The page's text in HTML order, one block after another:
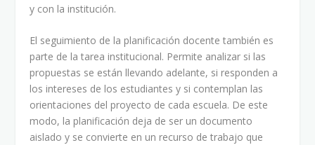
y con la institución.
El seguimiento de la planificación docente también es
parte de la tarea institucional. Permite analizar si las
propuestas se están llevando adelante, si responden a
los intereses de los estudiantes y si contemplan las
orientaciones del proyecto de cada escuela. De este
modo, la planificación deja de ser un documento
aislado y se convierte en un recurso de trabajo que